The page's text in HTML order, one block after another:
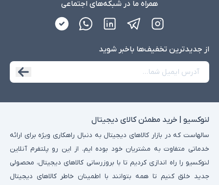
همراه ما در شبکه‌های اجتماعی
از جدید‌ترین تخفیف‌ها با‌خبر شوید
لنوکسیو | خرید مطمئن کالای دیجیتال
سالهاست که در بازار کالاهای دیجیتال به دنبال راهکاری ویژه برای ارائه
خدماتی متفاوت به مشتریان خود بوده ایم. از این رو پلتفرم آنلاین
لنوکسیو را راه اندازی کردیم تا با بروزرسانی کالاهای دیجیتال، محصولی
جدید خلق کنیم تا همه بتوانند با اطمینان خاطر کالاهای دیجیتال